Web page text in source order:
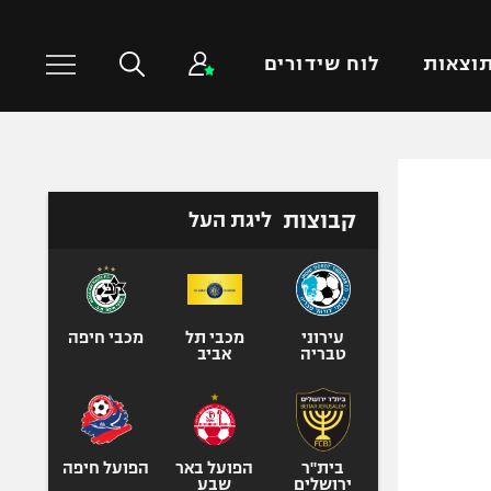
תוצאות לוח שידורים
טניס
כדורעף
ספורט אולימפי
קבוצות ליגת העל
עירוני
טבריה
מכבי תל
אביב
מכבי חיפה
בית"ר
ירושלים
הפועל באר
שבע
הפועל חיפה